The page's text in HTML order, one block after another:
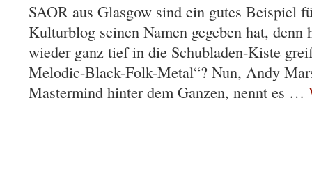
SAOR aus Glasgow sind ein gutes Beispiel
Kulturblog seinen Namen gegeben hat, denn
wieder ganz tief in die Schubladen-Kiste
Melodic-Black-Folk-Metal“? Nun, Andy
Mastermind hinter dem Ganzen, nennt es …